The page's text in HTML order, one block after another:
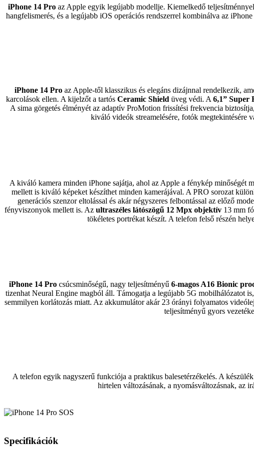
iPhone 14 Proaz Apple egyik legújabb modellje. Kiemelkedő
hangfelismerés, és a legújabb iOS operációs rendszerrel kombinálva az
iPhone 14 Pro az Apple-től klasszikus és elegáns dizájnnal rendelkezik,
karcolások ellen. A kijelzőt a tartós Ceramic Shield üveg védi. A 6,1” Super
A sima görgetés élményét az adaptív ProMotion frissítési frekvencia
kiváló videók streamelésére, fotók megtekintésére
A kiváló kamera minden iPhone sajátja, ahol az Apple a fénykép minőségét
mellett is kiváló képeket készíthet minden kamerájával. A PRO sorozat
generációs szenzor eltolással és akár négyszeres felbontással az előző
fényviszonyok mellett is. Az ultraszéles látószögű 12 Mpx objektív13 mm
tökéletes portrékat készít. A telefon felső részén
iPhone 14 Procsúcsminőségű, nagy teljesítményű 6-magos A16 Bionic
tizenhat Neural Engine magból áll. Támogatja a legújabb 5G mobilhálózatot
semmilyen korlátozás miatt. Az akkumulátor akár 23 órányi folyamatos
teljesítményű gyors
A telefon egyik nagyszerű funkciója a praktikus balesetérzékelés. A
hirtelen változásának, a nyomásváltozásnak, az
Specifikációk